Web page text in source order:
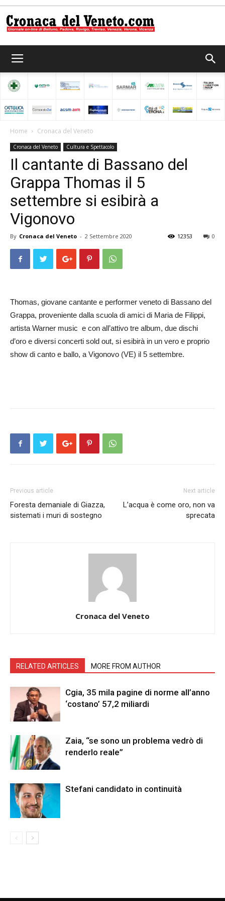
del
Veneto
Home Cronaca del Veneto
Cronaca del Veneto Cultura e Spettacolo
Il cantante di Bassano del
Grappa Thomas il 5
settembre si esibirà a
Vigonovo
By Cronaca del Veneto - 2 Settembre 2020 0
12353
Thomas, giovane cantante e performer veneto di Bassano del
Grappa, proveniente dalla scuola di amici di Maria de Filippi,
artista Warner music e con all’attivo tre album, due dischi
d’oro e diversi concerti sold out, si esibirà in un vero e proprio
show di canto e ballo, a Vigonovo (VE) il 5 settembre.
Previous article
Foresta demaniale di Giazza,
sistemati i muri di sostegno
Next article
L’acqua è come oro, non va
sprecata
Cronaca del Veneto
RELATED ARTICLES MORE FROM AUTHOR
Cgia, 35 mila pagine di norme all’anno
‘costano’ 57,2 miliardi
Zaia, “se sono un problema vedrò di
renderlo reale”
Stefani candidato in continuità